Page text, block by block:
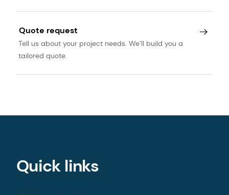
Quote request
Tell us about your project needs. We’ll build you a
tailored quote.
Quick links